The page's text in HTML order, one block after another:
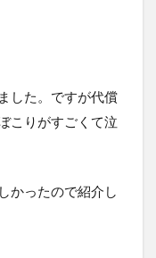
した。ですが代償
こりがすごくて泣
かったので紹介し